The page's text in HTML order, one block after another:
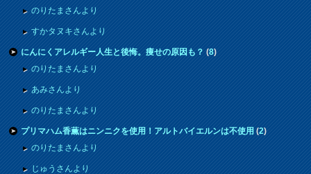
のりたまさんより
すかタヌキさんより
にんにくアレルギー人生と後悔。痩せの原因も？(8)
のりたまさんより
あみさんより
のりたまさんより
プリマハム香薫はニンニクを使用！アルトバイエルンは不使用(2)
のりたまさんより
じゅうさんより